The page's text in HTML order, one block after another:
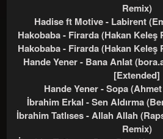
Remix)
Hadise ft Motive - Labirent
Hakobaba - Firarda (Hakan Keleş
Hakobaba - Firarda (Hakan Keleş
Hande Yener - Bana Anlat
[Extended]
Hande Yener - Sopa
İbrahim Erkal - Sen Aldırma
İbrahim Tatlıses - Allah Allah
Remix)